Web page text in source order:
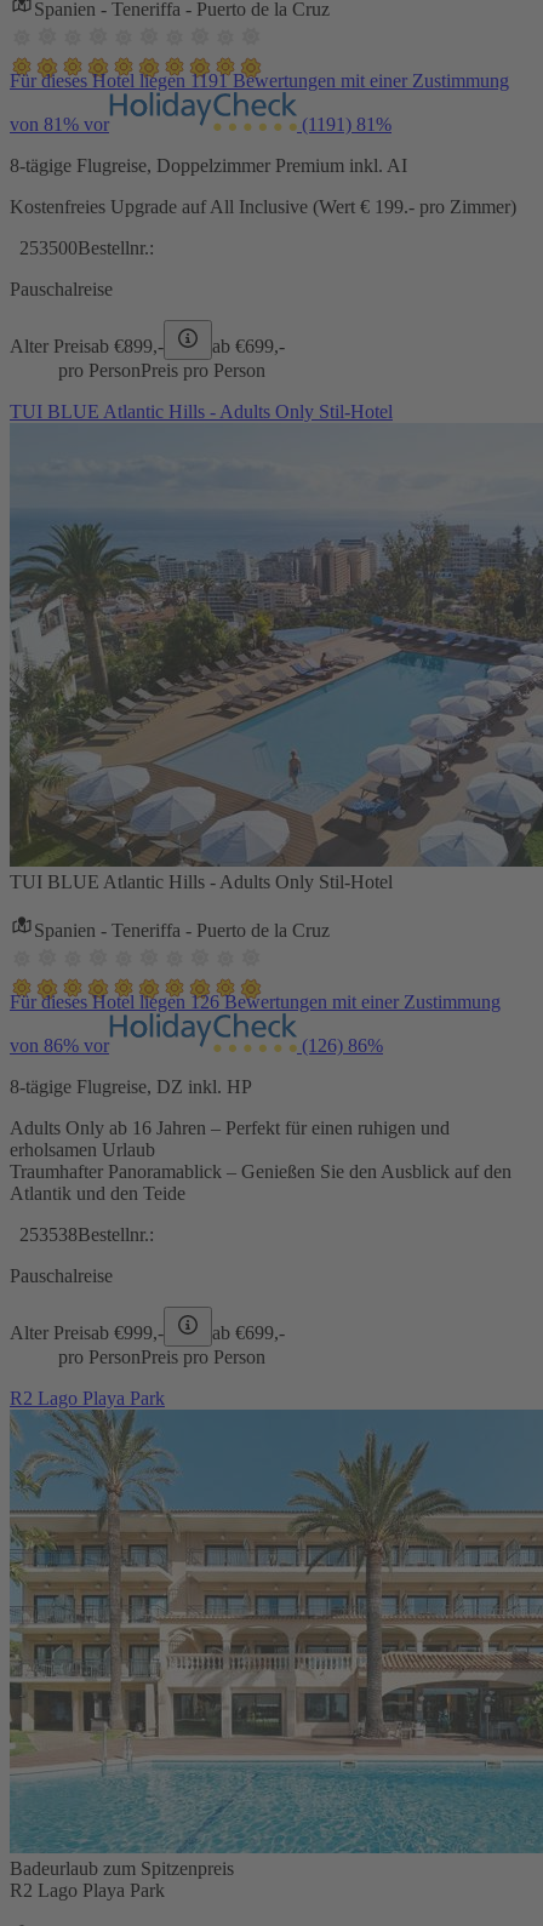
Spanien - Teneriffa - Puerto de la Cruz
Für dieses Hotel liegen 1191 Bewertungen mit einer Zustimmung
von 81% vor (1191) 81%
8-tägige Flugreise, Doppelzimmer Premium inkl. AI
Kostenfreies Upgrade auf All Inclusive (Wert € 199.- pro Zimmer)
253500Bestellnr.:
Pauschalreise
Alter Preisab €899,- ab €699,-
pro PersonPreis pro Person
TUI BLUE Atlantic Hills - Adults Only Stil-Hotel
TUI BLUE Atlantic Hills - Adults Only Stil-Hotel
Spanien - Teneriffa - Puerto de la Cruz
Für dieses Hotel liegen 126 Bewertungen mit einer Zustimmung
von 86% vor (126) 86%
8-tägige Flugreise, DZ inkl. HP
Adults Only ab 16 Jahren – Perfekt für einen ruhigen und
erholsamen Urlaub
Traumhafter Panoramablick – Genießen Sie den Ausblick auf den
Atlantik und den Teide
253538Bestellnr.:
Pauschalreise
Alter Preisab €999,- ab €699,-
pro PersonPreis pro Person
R2 Lago Playa Park
Badeurlaub zum Spitzenpreis
R2 Lago Playa Park